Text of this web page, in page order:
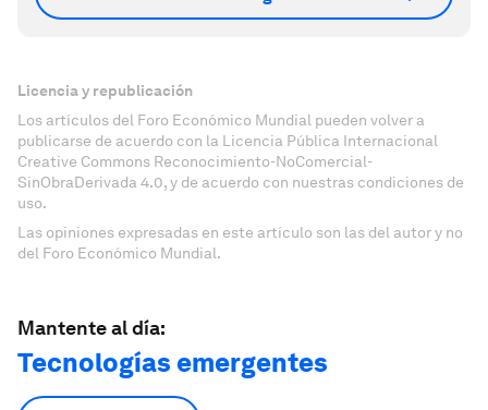
Licencia y republicación
Los artículos del Foro Económico Mundial pueden volver a
publicarse de acuerdo con la Licencia Pública Internacional
Creative Commons Reconocimiento-NoComercial-
SinObraDerivada 4.0, y de acuerdo con nuestras condiciones de
uso.
Las opiniones expresadas en este artículo son las del autor y no
del Foro Económico Mundial.
Mantente al día:
Tecnologías emergentes